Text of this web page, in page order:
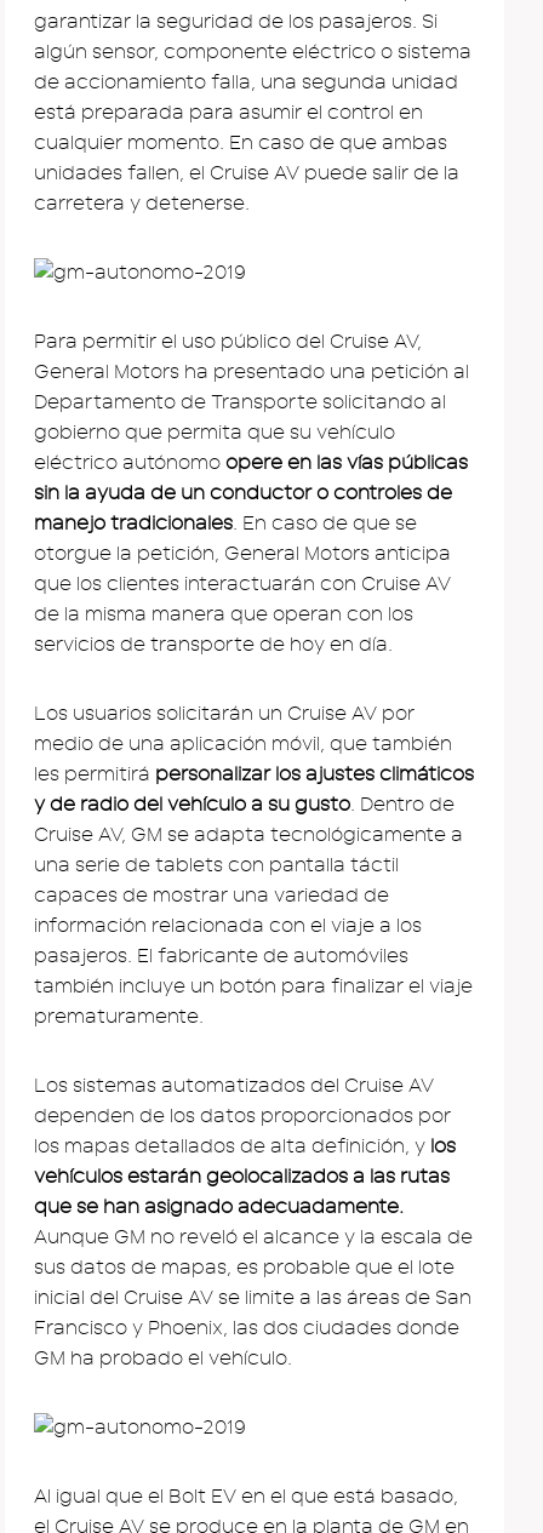
garantizar la seguridad de los pasajeros. Si
algún sensor, componente eléctrico o sistema
de accionamiento falla, una segunda unidad
está preparada para asumir el control en
cualquier momento. En caso de que ambas
unidades fallen, el Cruise AV puede salir de la
carretera y detenerse.
Para permitir el uso público del Cruise AV,
General Motors ha presentado una petición al
Departamento de Transporte solicitando al
gobierno que permita que su vehículo
eléctrico autónomo opere en las vías públicas
sin la ayuda de un conductor o controles de
manejo tradicionales. En caso de que se
otorgue la petición, General Motors anticipa
que los clientes interactuarán con Cruise AV
de la misma manera que operan con los
servicios de transporte de hoy en día.
Los usuarios solicitarán un Cruise AV por
medio de una aplicación móvil, que también
les permitirá personalizar los ajustes climáticos
y de radio del vehículo a su gusto. Dentro de
Cruise AV, GM se adapta tecnológicamente a
una serie de tablets con pantalla táctil
capaces de mostrar una variedad de
información relacionada con el viaje a los
pasajeros. El fabricante de automóviles
también incluye un botón para finalizar el viaje
prematuramente.
Los sistemas automatizados del Cruise AV
dependen de los datos proporcionados por
los mapas detallados de alta definición, y los
vehículos estarán geolocalizados a las rutas
que se han asignado adecuadamente.
Aunque GM no reveló el alcance y la escala de
sus datos de mapas, es probable que el lote
inicial del Cruise AV se limite a las áreas de San
Francisco y Phoenix, las dos ciudades donde
GM ha probado el vehículo.
Al igual que el Bolt EV en el que está basado,
el Cruise AV se produce en la planta de GM en